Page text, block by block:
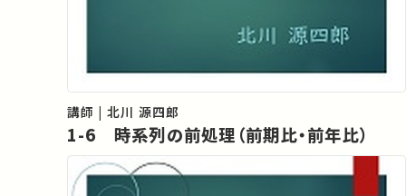
講師 | 北川 源四郎
1-6 時系列の前処理（前期比・前年比）